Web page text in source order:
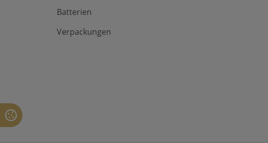
Batterien
Verpackungen